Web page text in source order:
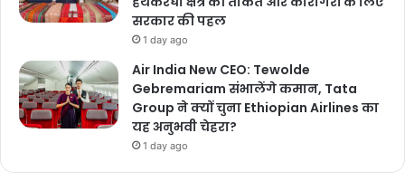
सरकार की पहल
1 day ago
Air India New CEO: Tewolde
Gebremariam संभालेंगे कमान, Tata
Group ने क्यों चुना Ethiopian Airlines का
यह अनुभवी चेहरा?
1 day ago